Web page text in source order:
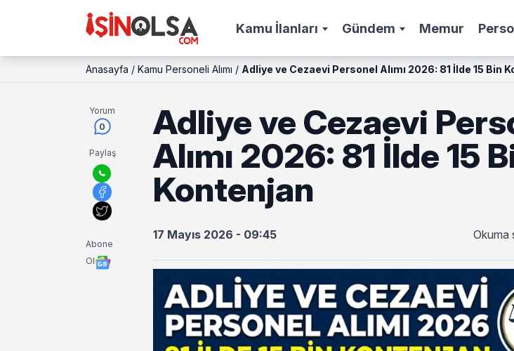
Kamu İlanları Gündem Memur
Anasayfa / Kamu Personeli Alımı / Adliye ve Cezaevi Personel Alımı 2026: 81 İlde 15 Bin
Yorum
0
Paylaş
Abone
Ol
Adliye ve Cezaevi
Alımı 2026: 81 İlde 15
Kontenjan
17 Mayıs 2026 - 09:45 Okuma